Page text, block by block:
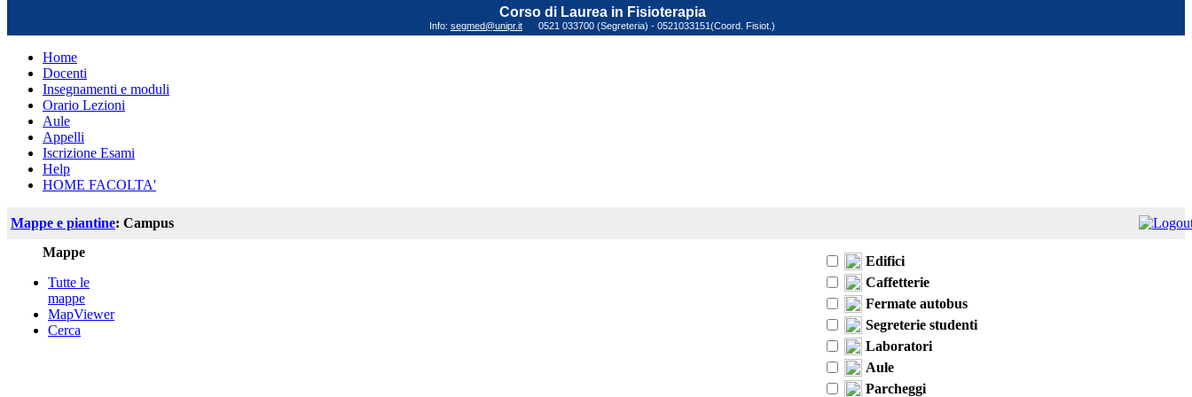
Corso di Laurea in Fisioterapia
Info: segmed@unipr.it 0521 033700 (Segreteria) - 0521033151(Coord. Fisiot.)
Home
Docenti
Insegnamenti e moduli
Orario Lezioni
Aule
Appelli
Iscrizione Esami
Help
HOME FACOLTA'
Mappe e piantine: Campus
Mappe
Tutte le
mappe
MapViewer
Cerca
Edifici
Caffetterie
Fermate autobus
Segreterie studenti
Laboratori
Aule
Parcheggi